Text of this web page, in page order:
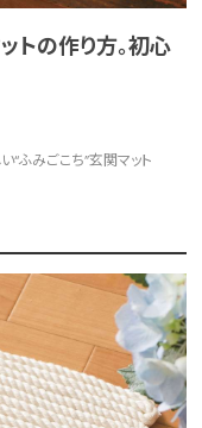
トの作り方。初心
ふみごこち”玄関マット